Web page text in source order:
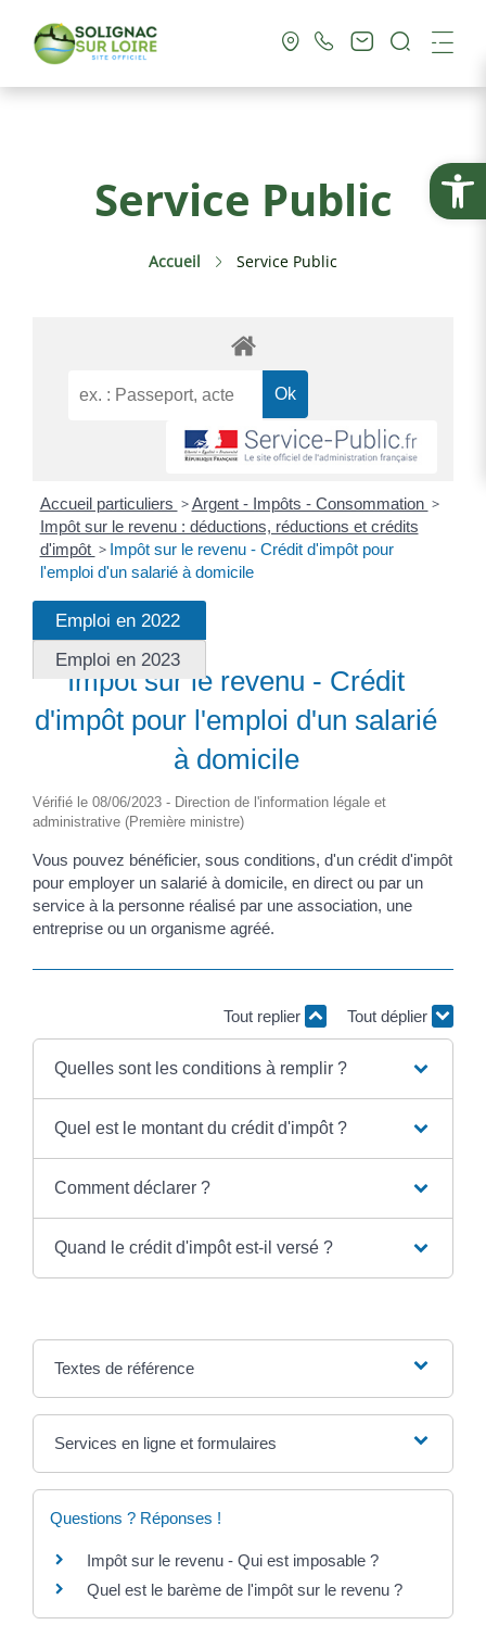
Ouvrir
Vie Pratique
Culture & Loisirs
Service Public
Service Public
Accueil Service Public
Accueil particuliers > Argent - Impôts - Consommation >
Impôt sur le revenu : déductions, réductions et crédits
d'impôt > Impôt sur le revenu - Crédit d'impôt pour
l'emploi d'un salarié à domicile
Fiche pratique
Impôt sur le revenu - Crédit
d'impôt pour l'emploi d'un salarié
à domicile
Vérifié le 08/06/2023 - Direction de l'information légale et
administrative (Première ministre)
Vous pouvez bénéficier, sous conditions, d'un crédit d'impôt
pour employer un salarié à domicile, en direct ou par un
service à la personne réalisé par une association, une
entreprise ou un organisme agréé.
Emploi en 2022
Emploi en 2023
Tout replier Tout déplier
Quelles sont les conditions à remplir ?
Quel est le montant du crédit d'impôt ?
Comment déclarer ?
Quand le crédit d'impôt est-il versé ?
Textes de référence
Services en ligne et formulaires
Questions ? Réponses !
Impôt sur le revenu - Qui est imposable ?
Quel est le barème de l'impôt sur le revenu ?